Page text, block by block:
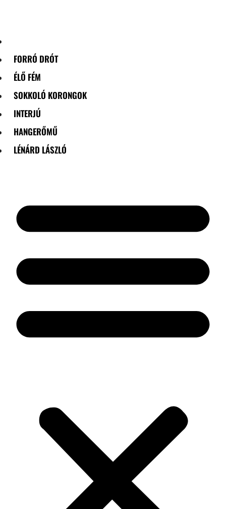
FORRÓ DRÓT
ÉLŐ FÉM
SOKKOLÓ KORONGOK
INTERJÚ
HANGERŐMŰ
LÉNÁRD LÁSZLÓ